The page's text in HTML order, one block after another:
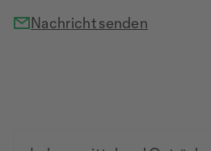
Nachricht senden